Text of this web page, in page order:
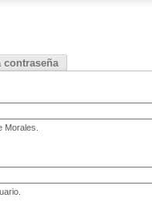
contraseña
Morales.